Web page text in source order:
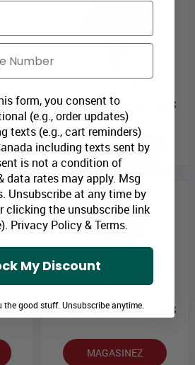
de
$
Bouquet de lis calla
Prix Bloomex:
60,99 $
MAGASINEZ
$
Floraison des Cerisiers
Prix Bloomex: 79,99 $
MAGASINEZ
form, you consent to
(e.g., order updates)
texts (e.g., cart reminders)
including texts sent by
is not a condition of
data rates may apply. Msg
Unsubscribe at any time by
clicking the unsubscribe link
Privacy Policy&Terms.
My Discount
the good stuff. Unsubscribe anytime.